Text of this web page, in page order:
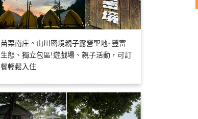
苗栗南庄。山川密境親子露營聖地~豐富
生態、獨立包區!遊戲場、親子活動，可訂
餐輕鬆入住